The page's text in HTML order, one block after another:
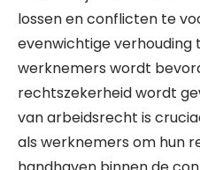
lossen en conflicten te
evenwichtige verhouding
werknemers wordt
rechtszekerheid wordt
van arbeidsrecht is
als werknemers om hun